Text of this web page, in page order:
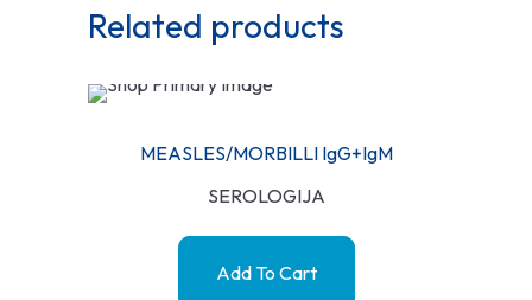
Related products
MEASLES/MORBILLI IgG+IgM
SEROLOGIJA
Add To Cart